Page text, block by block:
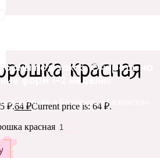
под заказ. Очередь на
форм 1-2 недели!!
а также в Беларусь и Казахстан
красная
₽.64 ₽Current price is: 64 ₽.
красная